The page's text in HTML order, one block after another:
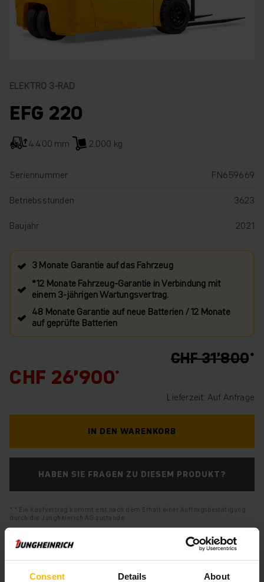
Consent Details About
ELEKTRO 3-RAD
EFG 220
4.400 mm 2.000 kg
Seriennummer
FN659669
Betriebsstunden
3623
Baujahr
2021
3 Monate Garantie auf das Fahrzeug
*12 Monate Fahrzeug-Garantie in Verbindung mit
einem 3-jährigen Wartungsvertrag.
48 Monate Garantie auf neue Batterien / 12 Monate
auf geprüfte Batterien
CHF 31’800
CHF 26’900
Lieferzeit: Auf Anfrage
IN DEN WARENKORB
HABEN SIE FRAGEN ZU DIESEM PRODUKT?
* Ein Kaufvertrag kommt erst nach dem Erhalt einer Auftragsbestätigung
durch die Jungheinrich AG zustande.
Produktinformationen